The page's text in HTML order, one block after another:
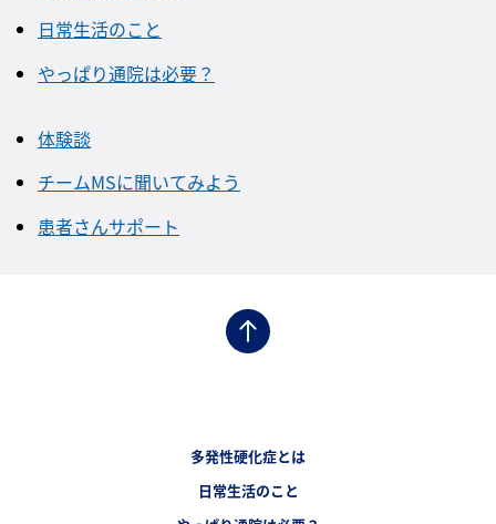
日常生活のこと
やっぱり通院は必要？
体験談
チームMSに聞いてみよう
患者さんサポート
多発性硬化症とは
フッターナビゲーション2（多発性硬化症.JP）
日常生活のこと